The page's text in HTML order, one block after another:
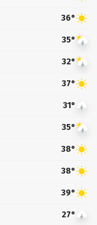
36°
35°
32°
37°
31°
35°
38°
38°
39°
27°